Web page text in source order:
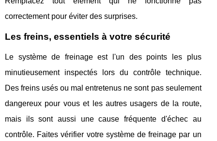
correctement pour éviter des surprises.
Les freins, essentiels à votre sécurité
Le système de freinage est l'un des points les plus
minutieusement inspectés lors du contrôle technique.
Des freins usés ou mal entretenus ne sont pas seulement
dangereux pour vous et les autres usagers de la route,
mais ils sont aussi une cause fréquente d'échec au
contrôle. Faites vérifier votre système de freinage par un